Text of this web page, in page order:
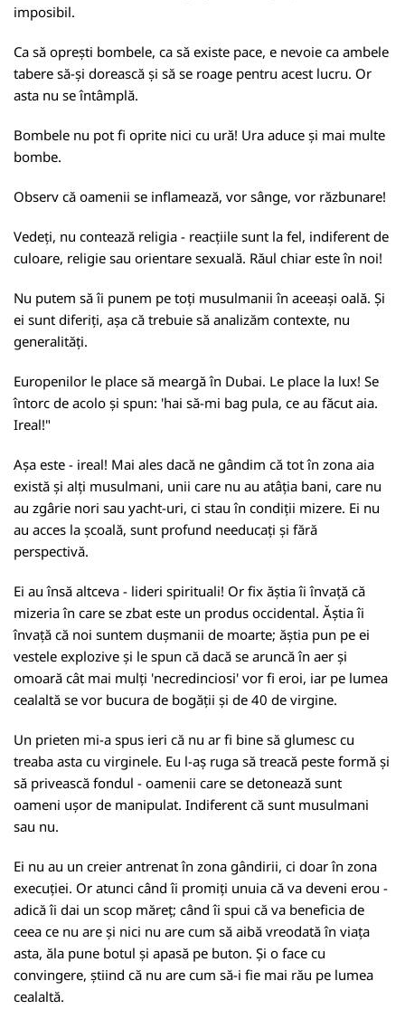
imposibil.
Ca să oprești bombele, ca să existe pace, e nevoie ca ambele
tabere să-și dorească și să se roage pentru acest lucru. Or
asta nu se întâmplă.
Bombele nu pot fi oprite nici cu ură! Ura aduce și mai multe
bombe.
Observ că oamenii se inflamează, vor sânge, vor răzbunare!
Vedeți, nu contează religia - reacțiile sunt la fel, indiferent de
culoare, religie sau orientare sexuală. Răul chiar este în noi!
Nu putem să îi punem pe toți musulmanii în aceeași oală. Și
ei sunt diferiți, așa că trebuie să analizăm contexte, nu
generalități.
Europenilor le place să meargă în Dubai. Le place la lux! Se
întorc de acolo și spun: 'hai să-mi bag pula, ce au făcut aia.
Ireal!"
Așa este - ireal! Mai ales dacă ne gândim că tot în zona aia
există și alți musulmani, unii care nu au atâția bani, care nu
au zgârie nori sau yacht-uri, ci stau în condiții mizere. Ei nu
au acces la școală, sunt profund needucați și fără
perspectivă.
Ei au însă altceva - lideri spirituali! Or fix ăștia îi învață că
mizeria în care se zbat este un produs occidental. Ăștia îi
învață că noi suntem dușmanii de moarte; ăștia pun pe ei
vestele explozive și le spun că dacă se aruncă în aer și
omoară cât mai mulți 'necredinciosi' vor fi eroi, iar pe lumea
cealaltă se vor bucura de bogății și de 40 de virgine.
Un prieten mi-a spus ieri că nu ar fi bine să glumesc cu
treaba asta cu virginele. Eu l-aș ruga să treacă peste formă și
să privească fondul - oamenii care se detonează sunt
oameni ușor de manipulat. Indiferent că sunt musulmani
sau nu.
Ei nu au un creier antrenat în zona gândirii, ci doar în zona
execuției. Or atunci când îi promiți unuia că va deveni erou -
adică îi dai un scop măreț; când îi spui că va beneficia de
ceea ce nu are și nici nu are cum să aibă vreodată în viața
asta, ăla pune botul și apasă pe buton. Și o face cu
convingere, știind că nu are cum să-i fie mai rău pe lumea
cealaltă.